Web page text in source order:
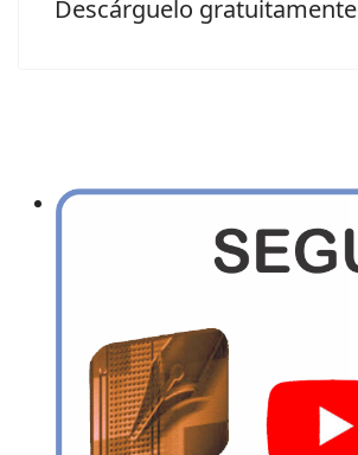
Descárguelo gratuitamente